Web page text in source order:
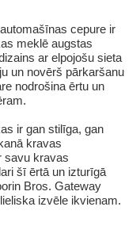
cepure ir
meklē augstas
ar elpojošu sieta
un novērš pārkaršanu
nodrošina ērtu un
ir gan stilīga, gan
kravas
savu kravas
šī ērtā un izturīgā
Bros. Gateway
izvēle ikvienam.